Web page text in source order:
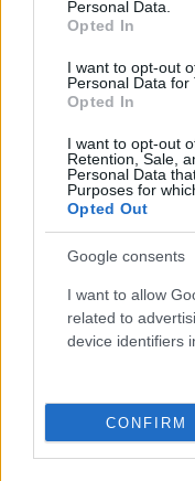
Personal Data.
Opted In
I want to opt-out
Personal Data for
Opted In
I want to opt-out
Retention, Sale,
Personal Data
Purposes for
Opted Out
Google consents
I want to allow
related to
device identifiers
CONFIRM
Νέα σύλληψη
49χρονο στο
08.08.2026